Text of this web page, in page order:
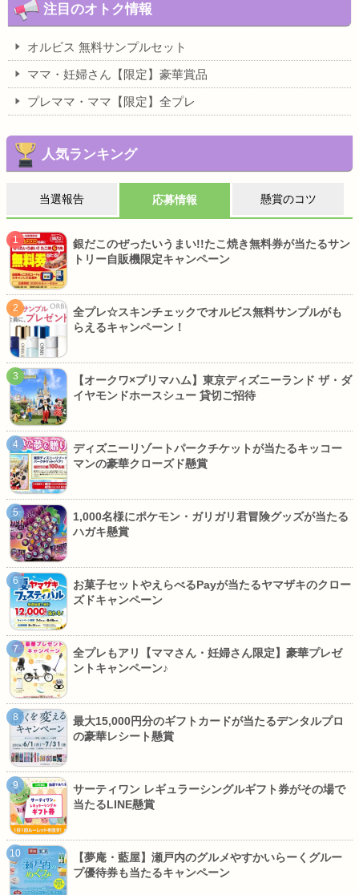
注目のオトク情報
オルビス 無料サンプルセット
ママ・妊婦さん【限定】豪華賞品
プレママ・ママ【限定】全プレ
人気ランキング
当選報告 応募情報 懸賞のコツ
銀だこのぜったいうまい!!たこ焼き無料券が当たるサン
トリー自販機限定キャンペーン
全プレ☆スキンチェックでオルビス無料サンプルがも
らえるキャンペーン！
【オークワ×プリマハム】東京ディズニーランド ザ・ダ
イヤモンドホースシュー 貸切ご招待
ディズニーリゾートパークチケットが当たるキッコー
マンの豪華クローズド懸賞
1,000名様にポケモン・ガリガリ君冒険グッズが当たる
ハガキ懸賞
お菓子セットやえらべるPayが当たるヤマザキのクロー
ズドキャンペーン
全プレもアリ【ママさん・妊婦さん限定】豪華プレゼ
ントキャンペーン♪
最大15,000円分のギフトカードが当たるデンタルプロ
の豪華レシート懸賞
サーティワン レギュラーシングルギフト券がその場で
当たるLINE懸賞
【夢庵・藍屋】瀬戸内のグルメやすかいらーくグルー
プ優待券も当たるキャンペーン